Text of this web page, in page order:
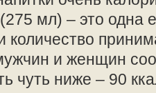
мл) – это одна
количество
и женщин
чуть ниже – 90